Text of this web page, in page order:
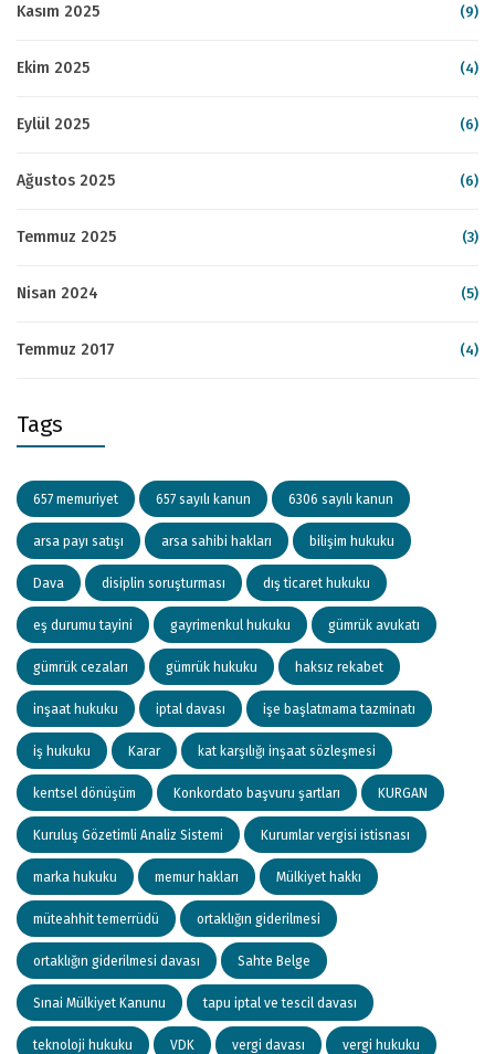
Kasım 2025 (9)
Ekim 2025 (4)
Eylül 2025 (6)
Ağustos 2025 (6)
Temmuz 2025 (3)
Nisan 2024 (5)
Temmuz 2017 (4)
Tags
657 memuriyet 657 sayılı kanun 6306 sayılı kanun
arsa payı satışı arsa sahibi hakları bilişim hukuku
Dava disiplin soruşturması dış ticaret hukuku
eş durumu tayini gayrimenkul hukuku gümrük avukatı
gümrük cezaları gümrük hukuku haksız rekabet
inşaat hukuku iptal davası işe başlatmama tazminatı
iş hukuku Karar kat karşılığı inşaat sözleşmesi
kentsel dönüşüm Konkordato başvuru şartları KURGAN
Kuruluş Gözetimli Analiz Sistemi Kurumlar vergisi istisnası
marka hukuku memur hakları Mülkiyet hakkı
müteahhit temerrüdü ortaklığın giderilmesi
ortaklığın giderilmesi davası Sahte Belge
Sınai Mülkiyet Kanunu tapu iptal ve tescil davası
teknoloji hukuku VDK vergi davası vergi hukuku